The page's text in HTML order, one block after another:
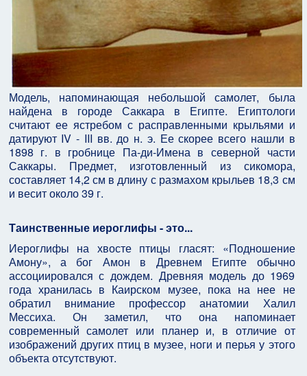
Модель, напоминающая небольшой самолет, была
найдена в городе Саккара в Египте. Египтологи
считают ее ястребом с расправленными крыльями и
датируют IV - III вв. до н. э. Ее скорее всего нашли в
1898 г. в гробнице Па-ди-Имена в северной части
Саккары. Предмет, изготовленный из сикомора,
составляет 14,2 см в длину с размахом крыльев 18,3 см
и весит около 39 г.
Таинственные иероглифы - это...
Иероглифы на хвосте птицы гласят: «Подношение
Амону», а бог Амон в Древнем Египте обычно
ассоциировался с дождем. Древняя модель до 1969
года хранилась в Каирском музее, пока на нее не
обратил внимание профессор анатомии Халил
Мессиха. Он заметил, что она напоминает
современный самолет или планер и, в отличие от
изображений других птиц в музее, ноги и перья у этого
объекта отсутствуют.